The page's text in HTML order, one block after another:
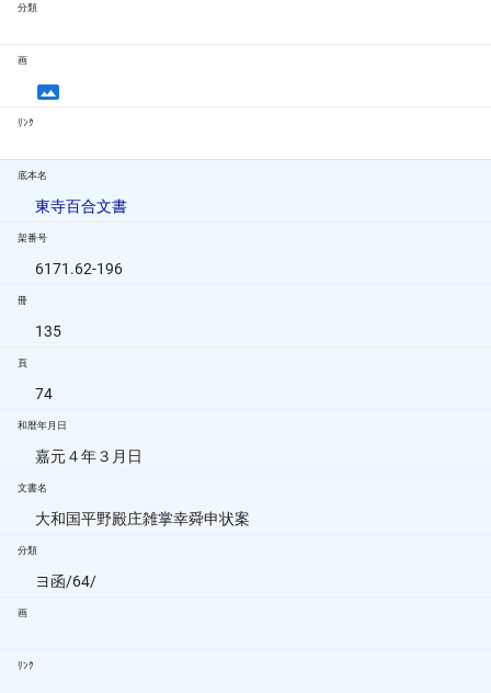
分類
画
ﾘﾝｸ
底本名
東寺百合文書
架番号
6171.62-196
冊
135
頁
74
和暦年月日
嘉元４年３月日
文書名
大和国平野殿庄雑掌幸舜申状案
分類
ヨ函/64/
画
ﾘﾝｸ